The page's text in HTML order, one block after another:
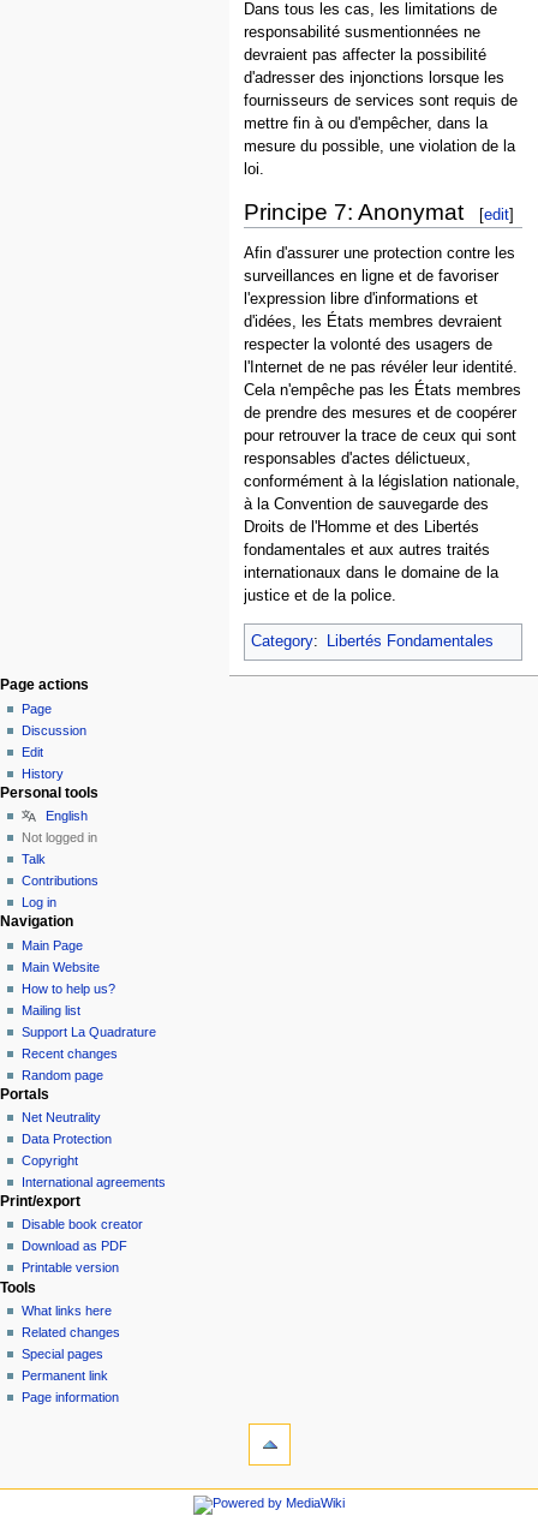
Dans tous les cas, les limitations de
responsabilité susmentionnées ne
devraient pas affecter la possibilité
d'adresser des injonctions lorsque les
fournisseurs de services sont requis de
mettre fin à ou d'empêcher, dans la
mesure du possible, une violation de la
loi.
Principe 7: Anonymat [edit]
Afin d'assurer une protection contre les
surveillances en ligne et de favoriser
l'expression libre d'informations et
d'idées, les États membres devraient
respecter la volonté des usagers de
l'Internet de ne pas révéler leur identité.
Cela n'empêche pas les États membres
de prendre des mesures et de coopérer
pour retrouver la trace de ceux qui sont
responsables d'actes délictueux,
conformément à la législation nationale,
à la Convention de sauvegarde des
Droits de l'Homme et des Libertés
fondamentales et aux autres traités
internationaux dans le domaine de la
justice et de la police.
Category: Libertés Fondamentales
Page actions
Page
Discussion
Edit
History
Personal tools
English
Not logged in
Talk
Contributions
Log in
Navigation
Main Page
Main Website
How to help us?
Mailing list
Support La Quadrature
Recent changes
Random page
Portals
Net Neutrality
Data Protection
Copyright
International agreements
Print/export
Disable book creator
Download as PDF
Printable version
Tools
What links here
Related changes
Special pages
Permanent link
Page information